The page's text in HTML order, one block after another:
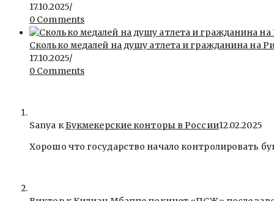
17.10.2025/
0 Comments
Сколько медалей на душу атлета и гражданина на
17.10.2025/
0 Comments
Sanya кБукмекерские конторы в России12.02.2025
Хорошо что государство начало контролировать